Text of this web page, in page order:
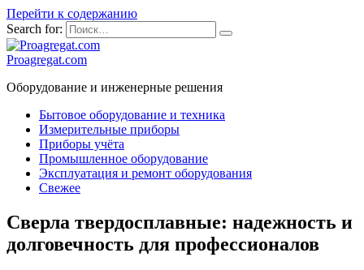
Перейти к содержанию
Search for:
Proagregat.com
Оборудование и инженерные решения
Бытовое оборудование и техника
Измерительные приборы
Приборы учёта
Промышленное оборудование
Эксплуатация и ремонт оборудования
Свежее
Сверла твердосплавные: надежность и
долговечность для профессионалов